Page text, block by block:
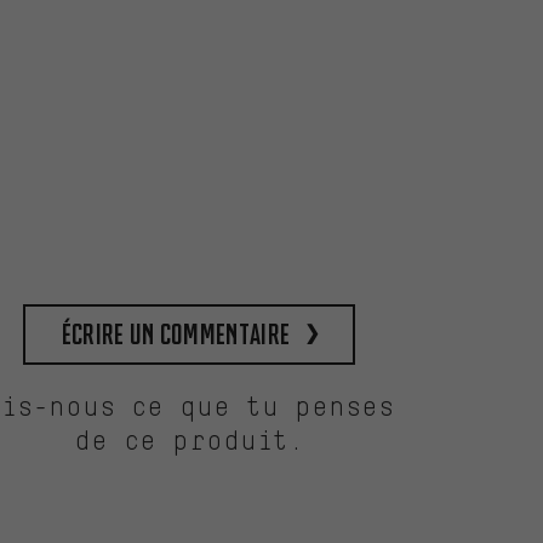
Écrire un commentaire
nous ce que tu penses
de ce produit.